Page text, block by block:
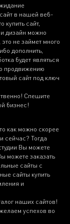
в нашей веб-
купить сайт,
дизайн можно
не займет много
дополнить,
будет являться
продвижению
сайт под ключ
Спешите
бизнес!
как можно скорее
сейчас? Тогда
Вы можете
можете заказать
сайты с
сайты купить
и
наших сайтов!
успехов во